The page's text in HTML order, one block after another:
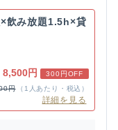
×飲み放題1.5h×貸
8,500円
300円OFF
円
（1人あたり・税込）
詳細を見る